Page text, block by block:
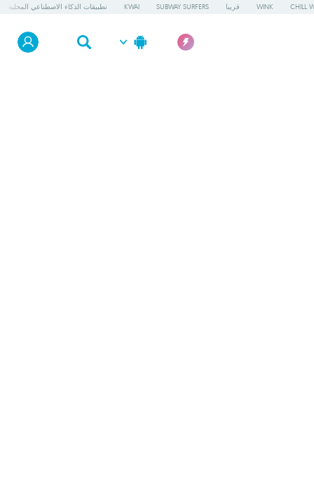
CHILL
WINK قريبا SUBWAY SURFERS
KWAI تطبيقات الذكاء الاصطناعي المحلية